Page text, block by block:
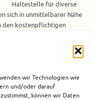
wir Technologien wie
und/oder darauf
können wir Daten
Haltestelle für diverse
sich in unmittelbarer Nähe
den kostenpflichtigen
kann…
,Hotels